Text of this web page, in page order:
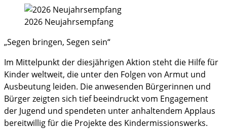
2026 Neujahrsempfang
„Segen bringen, Segen sein“
Im Mittelpunkt der diesjährigen Aktion steht die Hilfe für
Kinder weltweit, die unter den Folgen von Armut und
Ausbeutung leiden. Die anwesenden Bürgerinnen und
Bürger zeigten sich tief beeindruckt vom Engagement
der Jugend und spendeten unter anhaltendem Applaus
bereitwillig für die Projekte des Kindermissionswerks.